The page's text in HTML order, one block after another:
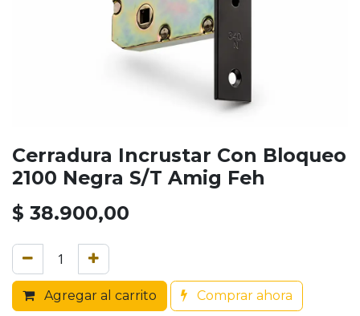
Cerradura Incrustar Con Bloqueo
2100 Negra S/T Amig Feh
$ 38.900,00
Agregar al carrito Comprar ahora